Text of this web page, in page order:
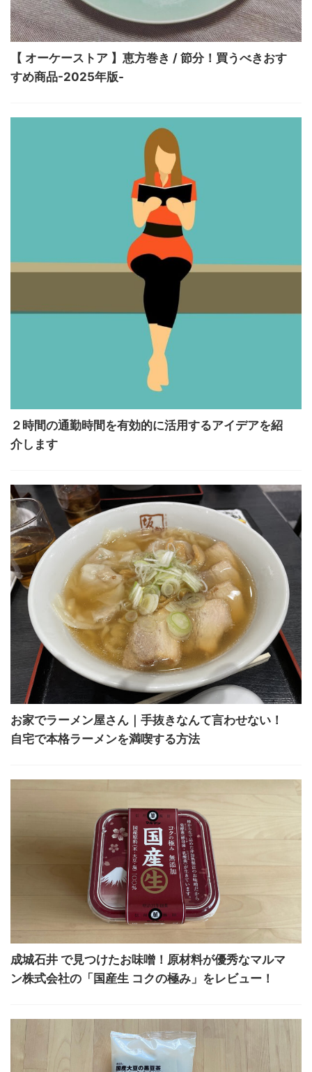
【 オーケーストア 】恵方巻き / 節分！買うべきおす
すめ商品-2025年版-
２時間の通勤時間を有効的に活用するアイデアを紹
介します
お家でラーメン屋さん｜手抜きなんて言わせない！
自宅で本格ラーメンを満喫する方法
成城石井 で見つけたお味噌！原材料が優秀なマルマ
ン株式会社の「国産生 コクの極み」をレビュー！